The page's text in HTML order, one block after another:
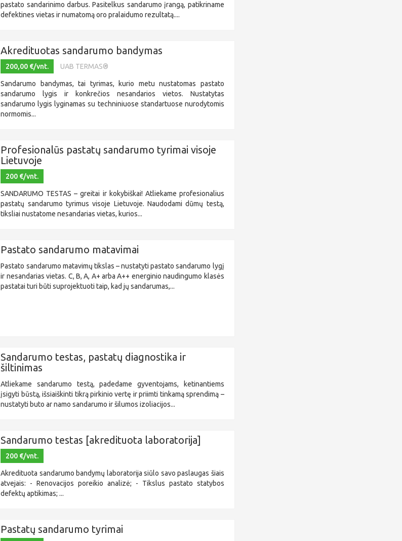
pastato sandarinimo darbus. Pasitelkus sandarumo įrangą, patikriname
defektines vietas ir numatomą oro pralaidumo rezultatą....
Akredituotas sandarumo bandymas
200,00 €/vnt. UAB TERMAS®
Sandarumo bandymas, tai tyrimas, kurio metu nustatomas pastato
sandarumo lygis ir konkrečios nesandarios vietos. Nustatytas
sandarumo lygis lyginamas su techniniuose standartuose nurodytomis
normomis...
Profesionalūs pastatų sandarumo tyrimai visoje
Lietuvoje
200 €/vnt.
SANDARUMO TESTAS – greitai ir kokybiškai! Atliekame profesionalius
pastatų sandarumo tyrimus visoje Lietuvoje. Naudodami dūmų testą,
tiksliai nustatome nesandarias vietas, kurios...
Pastato sandarumo matavimai
Pastato sandarumo matavimų tikslas – nustatyti pastato sandarumo lygį
ir nesandarias vietas. C, B, A, A+ arba A++ energinio naudingumo klasės
pastatai turi būti suprojektuoti taip, kad jų sandarumas,...
Sandarumo testas, pastatų diagnostika ir
šiltinimas
Atliekame sandarumo testą, padedame gyventojams, ketinantiems
įsigyti būstą, išsiaiškinti tikrą pirkinio vertę ir priimti tinkamą sprendimą –
nustatyti buto ar namo sandarumo ir šilumos izoliacijos...
Sandarumo testas [akredituota laboratorija]
200 €/vnt.
Akredituota sandarumo bandymų laboratorija siūlo savo paslaugas šiais
atvejais: - Renovacijos poreikio analizė; - Tikslus pastato statybos
defektų aptikimas; ...
Pastatų sandarumo tyrimai